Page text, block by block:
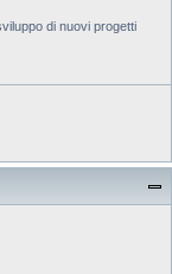
di nuovi progetti